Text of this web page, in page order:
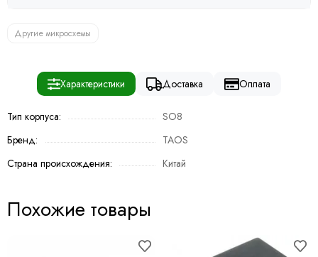
Другие микросхемы
Характеристики Доставка Оплата
Тип корпуса:
SO8
Бренд:
TAOS
Страна происхождения:
Китай
Похожие товары